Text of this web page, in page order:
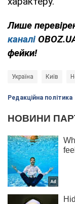
Лише
каналі
фейки!
Україна Київ
Редакційна політика